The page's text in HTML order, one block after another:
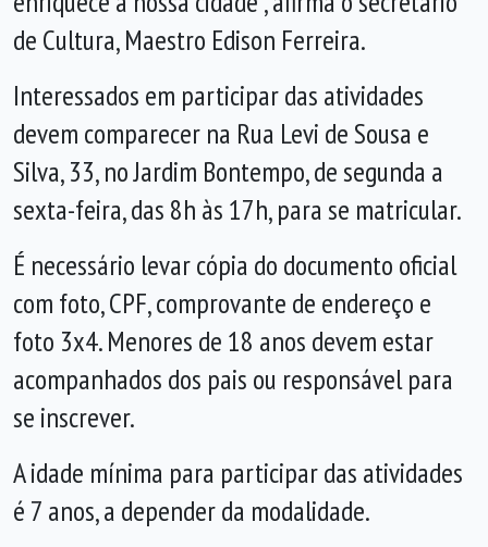
de Cultura, Maestro Edison Ferreira.
Interessados em participar das atividades
devem comparecer na Rua Levi de Sousa e
Silva, 33, no Jardim Bontempo, de segunda a
sexta-feira, das 8h às 17h, para se matricular.
É necessário levar cópia do documento oficial
com foto, CPF, comprovante de endereço e
foto 3x4. Menores de 18 anos devem estar
acompanhados dos pais ou responsável para
se inscrever.
A idade mínima para participar das atividades
é 7 anos, a depender da modalidade.